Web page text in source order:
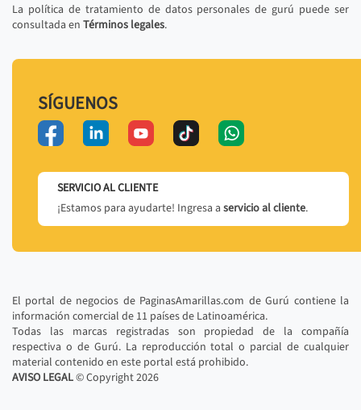
La política de tratamiento de datos personales de gurú puede ser
consultada en Términos legales.
SÍGUENOS
SERVICIO AL CLIENTE
¡Estamos para ayudarte! Ingresa a servicio al cliente.
El portal de negocios de PaginasAmarillas.com de Gurú contiene la
información comercial de 11 países de Latinoamérica.
Todas las marcas registradas son propiedad de la compañía
respectiva o de Gurú. La reproducción total o parcial de cualquier
material contenido en este portal está prohibido.
AVISO LEGAL© Copyright2026